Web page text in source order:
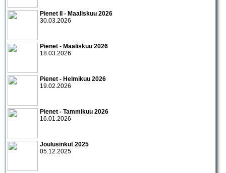
Pienet II - Maaliskuu 2026
30.03.2026
Pienet - Maaliskuu 2026
18.03.2026
Pienet - Helmikuu 2026
19.02.2026
Pienet - Tammikuu 2026
16.01.2026
Joulusinkut 2025
05.12.2025